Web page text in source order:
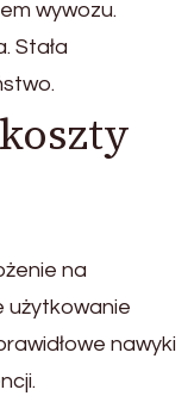
wywozu.
Stała
na
użytkowanie
nawyki